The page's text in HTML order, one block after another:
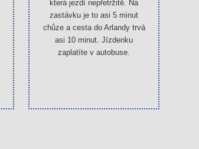
která jezdí nepřetržitě. Na
zastávku je to asi 5 minut
chůze a cesta do Arlandy trvá
asi 10 minut. Jízdenku
zaplatíte v autobuse.